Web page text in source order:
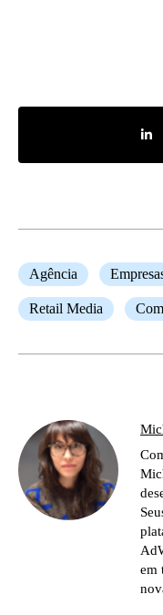
Agência
Retail Media
em